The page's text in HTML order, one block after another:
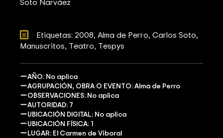
Etiquetas: 2008 Alma de Perro Carlos Soto
Manuscritos Teatro Tespys
AÑO: No aplica
AGRUPACIÓN, OBRA O EVENTO: Alma de Perro
OBSERVACIONES: No aplica
AUTORIDAD: 7
UBICACIÓN DIGITAL: No aplica
UBICACIÓN FÍSICA: 1
LUGAR: El Carmen de Viboral